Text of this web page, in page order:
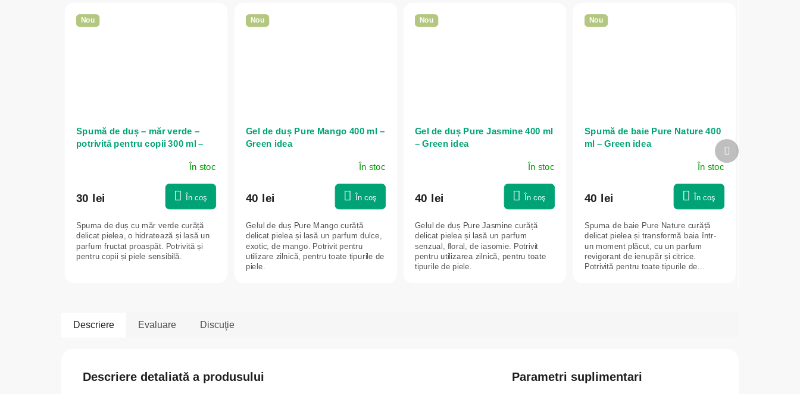
Nou
Spumă de duș – măr verde –
potrivită pentru copii 300 ml –
În stoc
30 lei În coş
Spuma de duș cu măr verde curăță
delicat pielea, o hidratează și lasă un
parfum fructat proaspăt. Potrivită și
pentru copii și piele sensibilă.
Nou
Gel de duș Pure Mango 400 ml –
Green idea
În stoc
40 lei În coş
Gelul de duș Pure Mango curăță
delicat pielea și lasă un parfum dulce,
exotic, de mango. Potrivit pentru
utilizare zilnică, pentru toate tipurile de
piele.
Nou
Gel de duș Pure Jasmine 400 ml
– Green idea
În stoc
40 lei În coş
Gelul de duș Pure Jasmine curăță
delicat pielea și lasă un parfum
senzual, floral, de iasomie. Potrivit
pentru utilizarea zilnică, pentru toate
tipurile de piele.
Nou
Spumă de baie Pure Nature 400
ml – Green idea
În stoc
40 lei În coş
Spuma de baie Pure Nature curăță
delicat pielea și transformă baia într-
un moment plăcut, cu un parfum
revigorant de ienupăr și citrice.
Potrivită pentru toate tipurile de...
Produsul
următor
Descriere Evaluare Discuţie
Descriere detaliată a produsului Parametri suplimentari